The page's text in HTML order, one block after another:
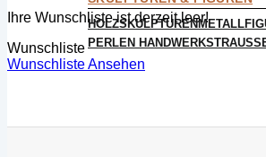
HOLZSKULPTUREN
PERLEN HANDWERK
Ihre Wunschliste ist derzeit leer!
Wunschliste
Wunschliste Ansehen